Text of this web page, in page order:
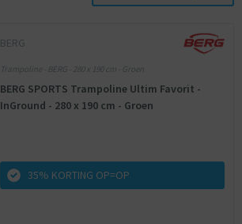
BERG
Trampoline - BERG - 280 x 190 cm - Groen
BERG SPORTS Trampoline Ultim Favorit -
InGround - 280 x 190 cm - Groen
35% KORTING OP=OP